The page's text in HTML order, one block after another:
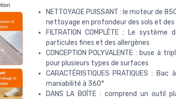
NETTOYAGE PUISSANT : le moteur de
nettoyage en profondeur des sols et
FILTRATION COMPLÈTE : Le
particules fines et des allergènes
CONCEPTION POLYVALENTE : buse
pour plusieurs types de surfaces
CARACTÉRISTIQUES PRATIQUES :
maniabilité à 360°
DANS LA BOÎTE : comprend un outil